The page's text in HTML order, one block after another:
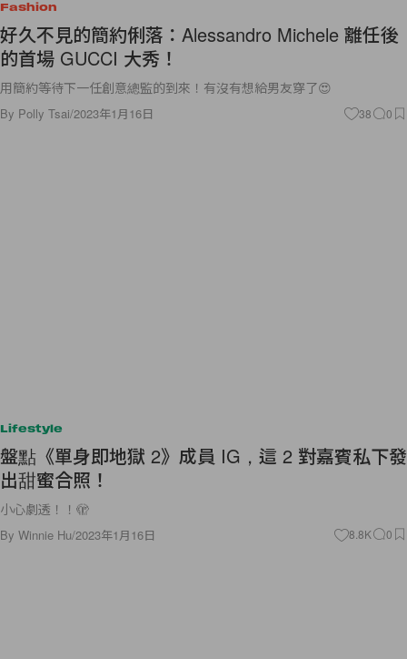
Fashion
好久不見的簡約俐落：Alessandro Michele 離任後
的首場 GUCCI 大秀！
用簡約等待下一任創意總監的到來！有沒有想給男友穿了😍
By Polly Tsai/2023年1月16日 38 0
Lifestyle
盤點《單身即地獄 2》成員 IG，這 2 對嘉賓私下發
出甜蜜合照！
小心劇透！！🫣
By Winnie Hu/2023年1月16日 8.8K 0